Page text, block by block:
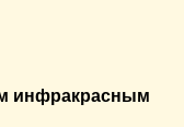
инфракрасным